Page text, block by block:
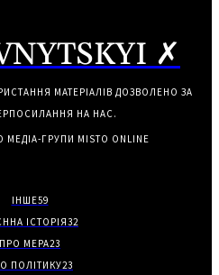
✗
МАТЕРІАЛІВ ДОЗВОЛЕНО ЗА
НА НАС.
МЕДІА-ГРУПИ MISTO ONLINE
ІНШЕ59
ІСТОРІЯ32
ПРО МЕРА23
ПОЛІТИКУ23